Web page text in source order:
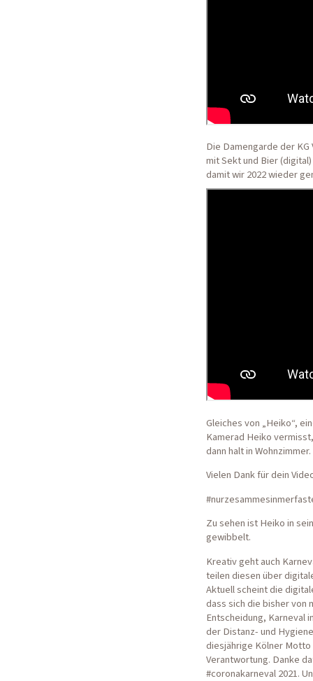
Die Damengarde der
mit Sekt und Bier
damit wir 2022 wieder
Gleiches von „Heiko“,
Kamerad Heiko
dann halt in Wohnzimmer.
Vielen Dank für dein
Zu sehen ist Heiko in
gewibbelt.
Kreativ geht auch
teilen diesen über
Aktuell scheint die
dass sich die bisher von
Entscheidung, Karneval
der Distanz- und
diesjährige Kölner
Verantwortung. Danke
#coronakarneval 2021.